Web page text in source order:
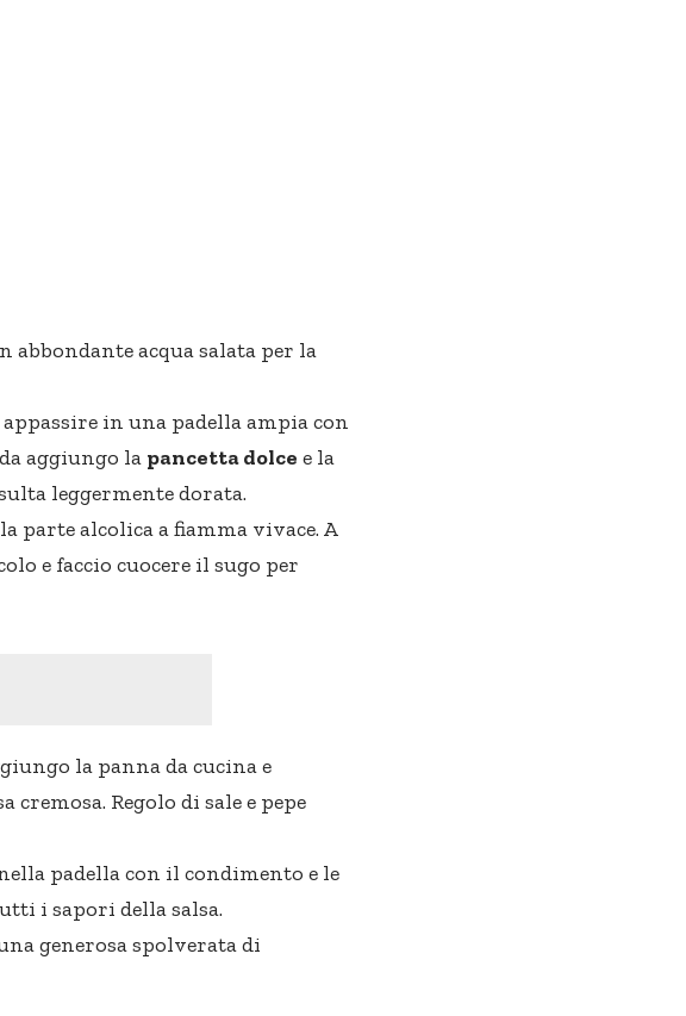
abbondante acqua salata per la
in una padella ampia con
aggiungo la pancetta dolce e la
leggermente dorata.
parte alcolica a fiamma vivace. A
e faccio cuocere il sugo per
la panna da cucina e
cremosa. Regolo di sale e pepe
padella con il condimento e le
i sapori della salsa.
generosa spolverata di